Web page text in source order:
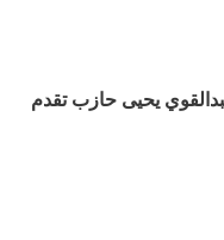
يحيى حازب تقدم